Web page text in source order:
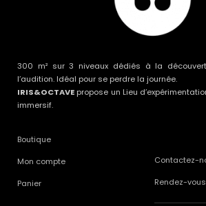
300 m² sur 3 niveaux dédiés à la
l’audition. Idéal pour se perdre la journée.
IRIS&OCTAVE propose un Lieu
immersif.
Boutique
Mon compte
Panier
Contactez-
Rendez-vous